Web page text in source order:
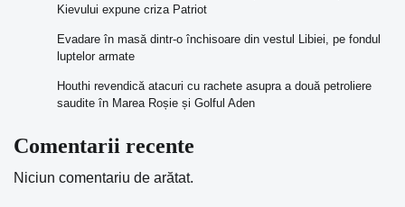
Kievului expune criza Patriot
Evadare în masă dintr-o închisoare din vestul Libiei, pe fondul
luptelor armate
Houthi revendică atacuri cu rachete asupra a două petroliere
saudite în Marea Roșie și Golful Aden
Comentarii recente
Niciun comentariu de arătat.